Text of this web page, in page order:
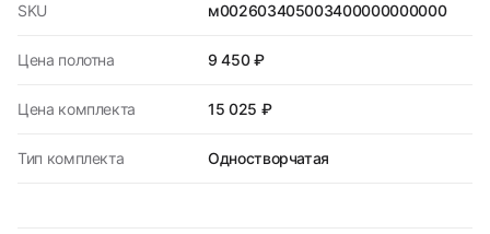
SKU м002603405003400000000000
Цена полотна 9 450 ₽
Цена комплекта 15 025 ₽
Тип комплекта Одностворчатая